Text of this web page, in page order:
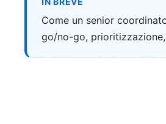
Come un senior
go/no-go,